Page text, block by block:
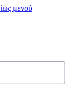
μενού